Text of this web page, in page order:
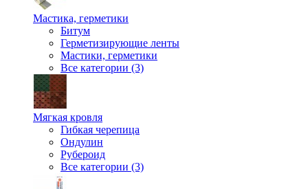
Мастика, герметики
Битум
Герметизирующие ленты
Мастики, герметики
Все категории (3)
Мягкая кровля
Гибкая черепица
Ондулин
Рубероид
Все категории (3)